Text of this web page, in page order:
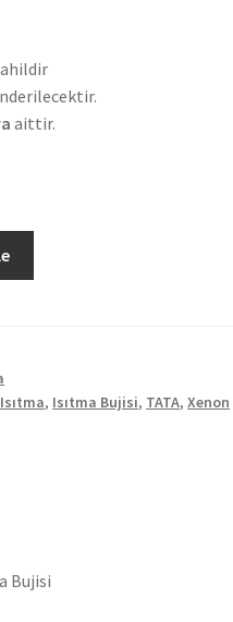
aittir.
, Isıtma Bujisi, TATA,Xenon
Bujisi